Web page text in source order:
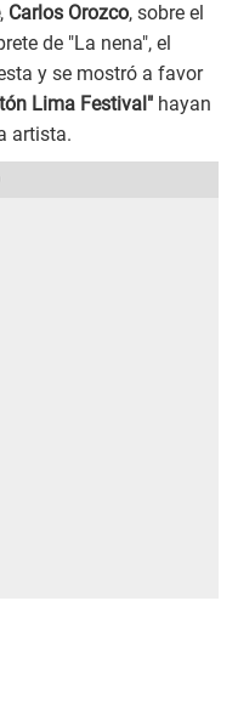
, Carlos Orozco, sobre el
de "La nena", el
y se mostró a favor
Lima Festival" hayan
artista.